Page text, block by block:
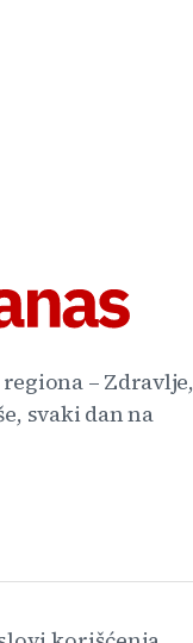
– Zdravlje,
svaki dan na